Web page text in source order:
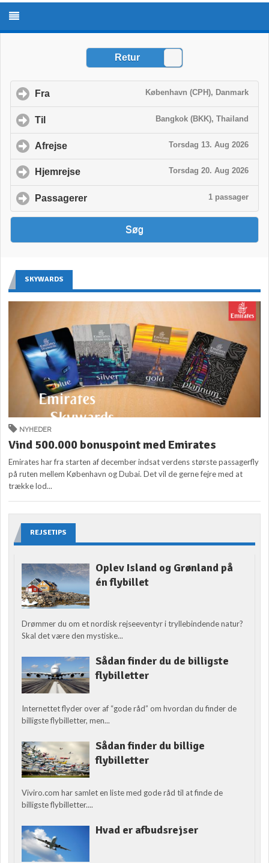
SKYWARDS
NYHEDER
Vind 500.000 bonuspoint med Emirates
Emirates har fra starten af december indsat verdens største passagerfly
på ruten mellem København og Dubai. Det vil de gerne fejre med at
trække lod...
REJSETIPS
Oplev Island og Grønland på
én flybillet
Drømmer du om et nordisk rejseeventyr i tryllebindende natur?
Skal det være den mystiske...
Sådan finder du de billigste
flybilletter
Internettet flyder over af “gode råd” om hvordan du finder de
billigste flybilletter, men...
Sådan finder du billige
flybilletter
Viviro.com har samlet en liste med gode råd til at finde de
billigste flybilletter....
Hvad er afbudsrejser